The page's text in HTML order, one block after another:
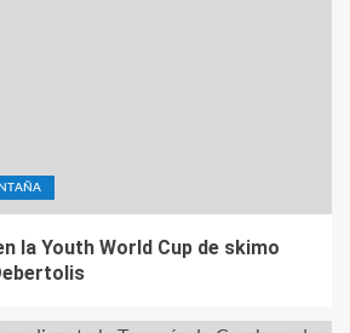
la Youth World Cup de skimo